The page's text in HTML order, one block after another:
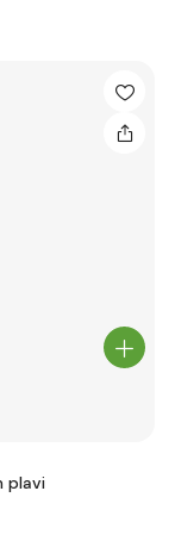
plavi